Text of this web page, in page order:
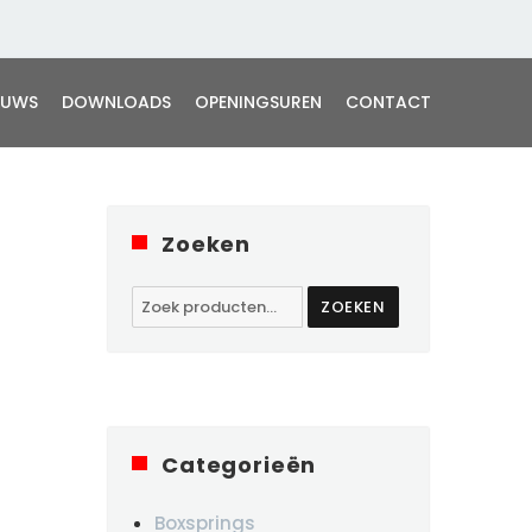
DOWNLOADS OPENINGSUREN CONTACT
Zoeken
Zoeken
naar:
ZOEKEN
Categorieën
Boxsprings